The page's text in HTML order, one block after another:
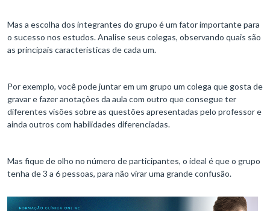
Mas a escolha dos integrantes do grupo é um fator importante para
o sucesso nos estudos. Analise seus colegas, observando quais são
as principais características de cada um.
Por exemplo, você pode juntar em um grupo um colega que gosta de
gravar e fazer anotações da aula com outro que consegue ter
diferentes visões sobre as questões apresentadas pelo professor e
ainda outros com habilidades diferenciadas.
Mas fique de olho no número de participantes, o ideal é que o grupo
tenha de 3 a 6 pessoas, para não virar uma grande confusão.